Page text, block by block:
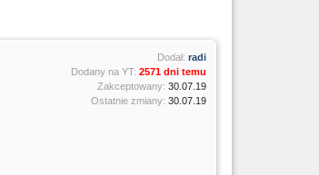
Dodał: radi
Dodany na YT: 2571 dni temu
Zakceptowany: 30.07.19
Ostatnie zmiany: 30.07.19